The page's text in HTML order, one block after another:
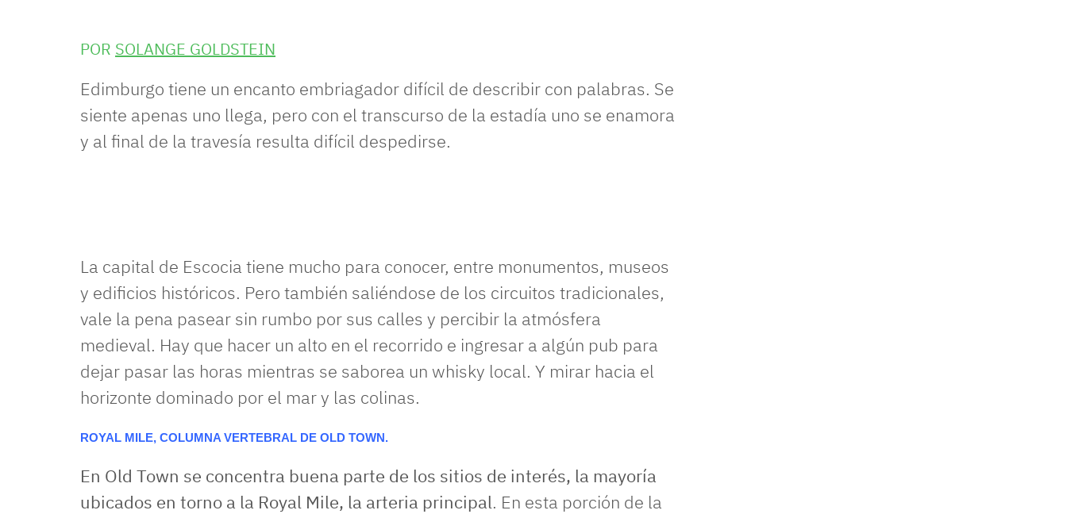
POR SOLANGE GOLDSTEIN
Edimburgo tiene un encanto embriagador difícil de describir con palabras. Se
siente apenas uno llega, pero con el transcurso de la estadía uno se enamora
y al final de la travesía resulta difícil despedirse.
La capital de Escocia tiene mucho para conocer, entre monumentos, museos
y edificios históricos. Pero también saliéndose de los circuitos tradicionales,
vale la pena pasear sin rumbo por sus calles y percibir la atmósfera
medieval. Hay que hacer un alto en el recorrido e ingresar a algún pub para
dejar pasar las horas mientras se saborea un whisky local. Y mirar hacia el
horizonte dominado por el mar y las colinas.
ROYAL MILE, COLUMNA VERTEBRAL DE OLD TOWN.
En Old Town se concentra buena parte de los sitios de interés, la mayoría
ubicados en torno a la Royal Mile, la arteria principal. En esta porción de la